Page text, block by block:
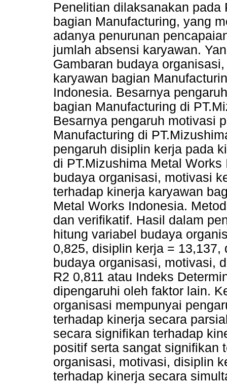
Penelitian dilaksanakan pada
bagian Manufacturing, yang
adanya penurunan
jumlah absensi karyawan.
Gambaran budaya
karyawan bagian
Indonesia. Besarnya
bagian Manufacturing di
Besarnya pengaruh motivasi
Manufacturing di
pengaruh disiplin kerja pada
di PT.Mizushima Metal
budaya organisasi, motivasi
terhadap kinerja karyawan
Metal Works Indonesia.
dan verifikatif. Hasil dalam
hitung variabel budaya
0,825, disiplin kerja =
budaya organisasi, motivasi,
R2 0,811 atau Indeks
dipengaruhi oleh faktor lain.
organisasi mempunyai
terhadap kinerja secara
secara signifikan terhadap
positif serta sangat signifikan
organisasi, motivasi, disiplin
terhadap kinerja secara